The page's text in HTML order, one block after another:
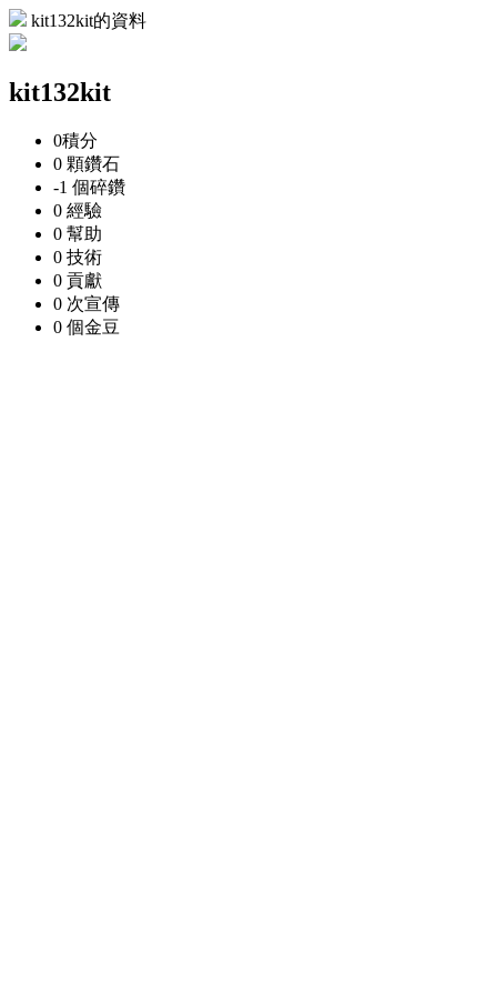
kit132kit的資料
kit132kit
0積分
0 顆鑽石
-1 個碎鑽
0 經驗
0 幫助
0 技術
0 貢獻
0 次宣傳
0 個金豆